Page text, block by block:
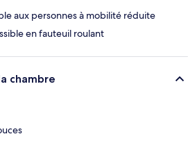
aux personnes à mobilité réduite
en fauteuil roulant
chambre